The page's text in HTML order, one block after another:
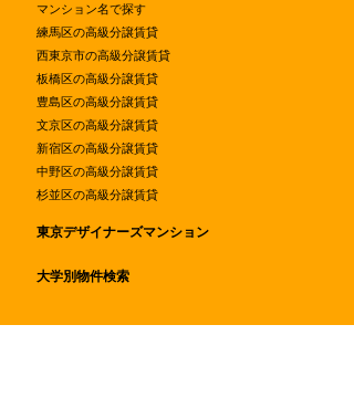
マンション名で探す
練馬区の高級分譲賃貸
西東京市の高級分譲賃貸
板橋区の高級分譲賃貸
豊島区の高級分譲賃貸
文京区の高級分譲賃貸
新宿区の高級分譲賃貸
中野区の高級分譲賃貸
杉並区の高級分譲賃貸
東京デザイナーズマンション
大学別物件検索